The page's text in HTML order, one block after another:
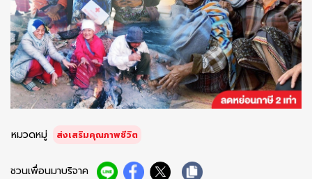
หมวดหมู่ ส่งเสริมคุณภาพชีวิต
ชวนเพื่อนมาบริจาค